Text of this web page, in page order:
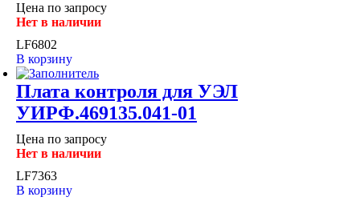
Цена по запросу
Нет в наличии
LF6802
В корзину
Плата контроля для УЭЛ
УИРФ.469135.041-01
Цена по запросу
Нет в наличии
LF7363
В корзину